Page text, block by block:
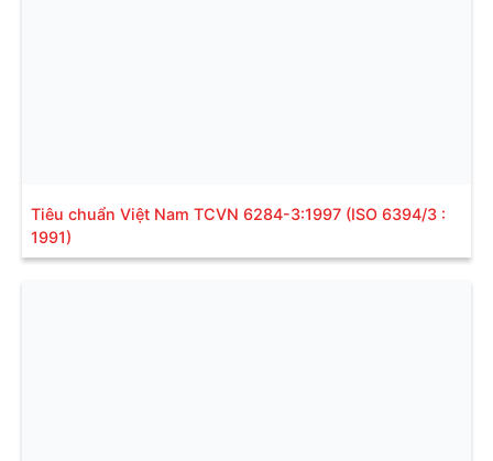
Tiêu chuẩn Việt Nam TCVN 6284-3:1997 (ISO 6394/3 :
1991)